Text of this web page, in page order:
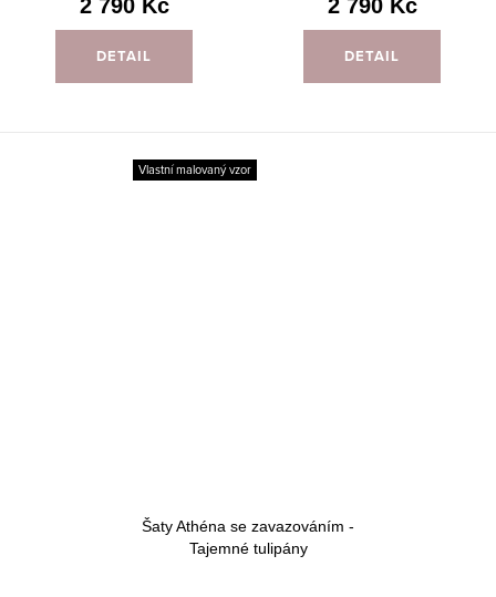
2 790 Kč
DETAIL
2 790 Kč
DETAIL
Vlastní malovaný vzor
Šaty Athéna se zavazováním -
Tajemné tulipány